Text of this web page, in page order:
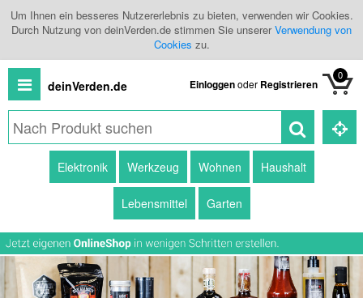
Um Ihnen ein besseres Nutzererlebnis zu bieten, verwenden wir Cookies.
Durch Nutzung von deinVerden.de stimmen Sie unsererVerwendung von
Cookies zu.
deinVerden.de Einloggenoder Registrieren
0
Produkte
Händlerübersicht
Branchenbuch
Elektronik Werkzeug Wohnen Haushalt
Lebensmittel Garten